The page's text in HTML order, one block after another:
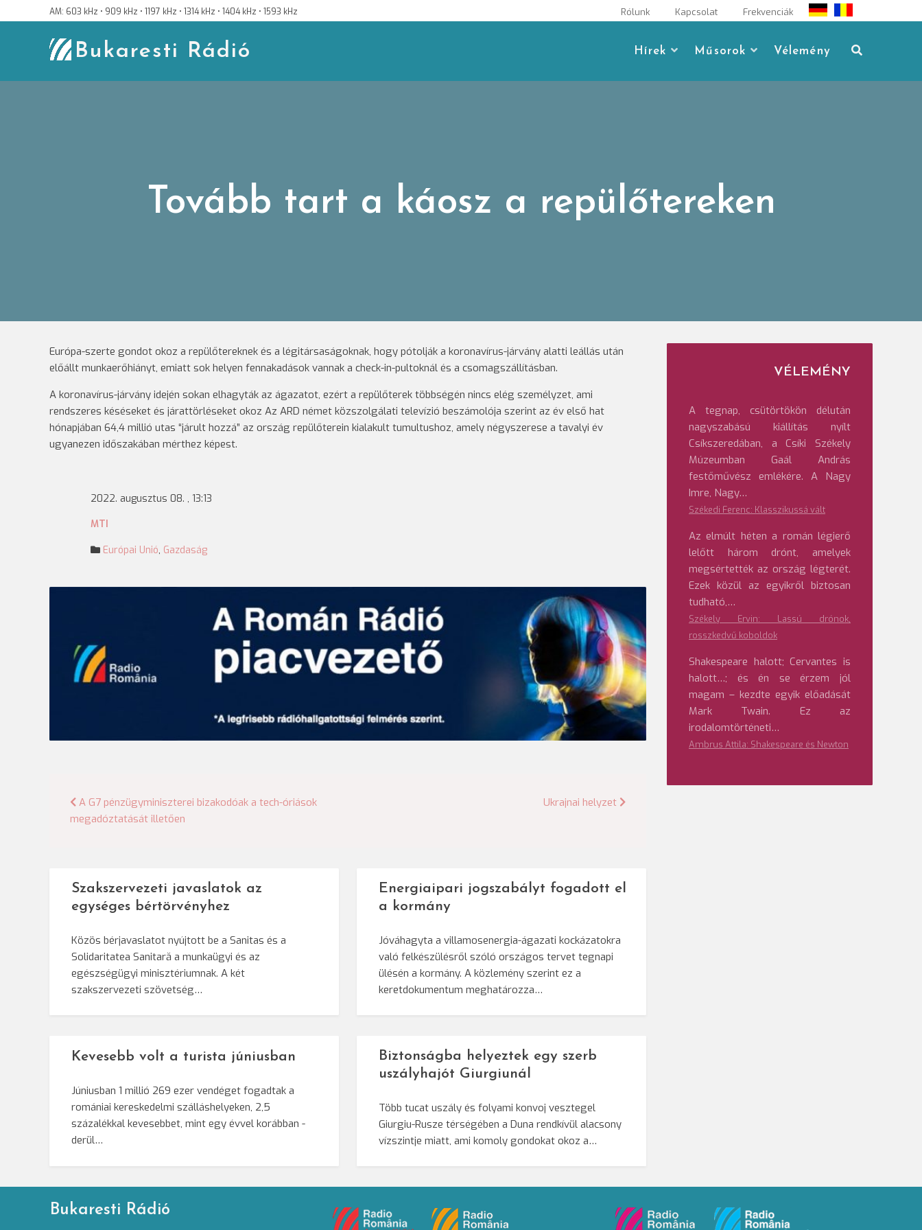
to
AM: 603 kHz • 909 kHz • 1197 kHz • 1314 kHz • 1404 kHz • 1593 kHz Rólunk Kapcsolat Frekvenciák
Bukaresti Rádió Hírek Műsorok Vélemény
Tovább tart a káosz a repülőtereken
Európa-szerte gondot okoz a repülőtereknek és a légitársaságoknak, hogy pótolják a koronavírus-járvány alatti leállás után
előállt munkaerőhiányt, emiatt sok helyen fennakadások vannak a check-in-pultoknál és a csomagszállításban.
A koronavírus-járvány idején sokan elhagyták az ágazatot, ezért a repülőterek többségén nincs elég személyzet, ami
rendszeres késéseket és járattörléseket okoz Az ARD német közszolgálati televízió beszámolója szerint az év első hat
hónapjában 64,4 millió utas “járult hozzá” az ország repülőterein kialakult tumultushoz, amely négyszerese a tavalyi év
ugyanezen időszakában mérthez képest.
2022. augusztus 08. , 13:13
MTI
Európai Unió, Gazdaság
Bejegyzés
navigáció
A G7 pénzügyminiszterei bizakodóak a tech-óriások
megadóztatását illetően
Ukrajnai helyzet
Szakszervezeti javaslatok az
egységes bértörvényhez
Közös bérjavaslatot nyújtott be a Sanitas és a
Solidaritatea Sanitară a munkaügyi és az
egészségügyi minisztériumnak. A két
szakszervezeti szövetség…
Energiaipari jogszabályt fogadott el
a kormány
Jóváhagyta a villamosenergia-ágazati kockázatokra
való felkészülésről szóló országos tervet tegnapi
ülésén a kormány. A közlemény szerint ez a
keretdokumentum meghatározza…
Kevesebb volt a turista júniusban
Júniusban 1 millió 269 ezer vendéget fogadtak a
romániai kereskedelmi szálláshelyeken, 2,5
százalékkal kevesebbet, mint egy évvel korábban -
derül…
Biztonságba helyeztek egy szerb
uszályhajót Giurgiunál
Több tucat uszály és folyami konvoj vesztegel
Giurgiu-Rusze térségében a Duna rendkívül alacsony
vízszintje miatt, ami komoly gondokat okoz a…
VÉLEMÉNY
A tegnap, csütörtökön délután
nagyszabású kiállítás nyílt
Csíkszeredában, a Csíki Székely
Múzeumban Gaál András
festőművész emlékére. A Nagy
Imre, Nagy…
Székedi Ferenc: Klasszikussá vált
Az elmúlt héten a román légierő
lelőtt három drónt, amelyek
megsértették az ország légterét.
Ezek közül az egyikről biztosan
tudható,…
Székely Ervin: Lassú drónok,
rosszkedvű koboldok
Shakespeare halott; Cervantes is
halott…; és én se érzem jól
magam – kezdte egyik előadását
Mark Twain. Ez az
irodalomtörténeti…
Ambrus Attila: Shakespeare és Newton
Bukaresti Rádió